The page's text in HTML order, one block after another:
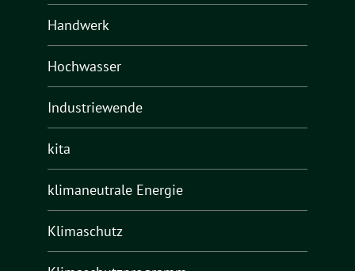
Handwerk
Hochwasser
Industriewende
kita
klimaneutrale Energie
Klimaschutz